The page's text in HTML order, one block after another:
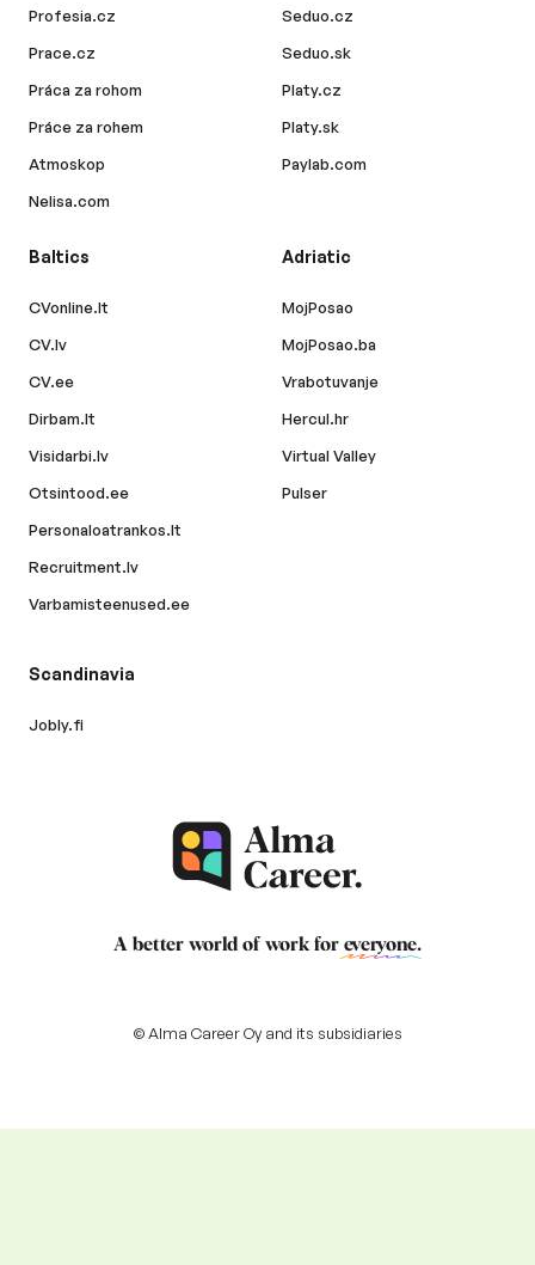
Profesia.cz
Prace.cz
Práca za rohom
Práce za rohem
Atmoskop
Nelisa.com
Seduo.cz
Seduo.sk
Platy.cz
Platy.sk
Paylab.com
Baltics
CVonline.lt
CV.lv
CV.ee
Dirbam.lt
Visidarbi.lv
Otsintood.ee
Personaloatrankos.lt
Recruitment.lv
Varbamisteenused.ee
Adriatic
MojPosao
MojPosao.ba
Vrabotuvanje
Hercul.hr
Virtual Valley
Pulser
Scandinavia
Jobly.fi
A better world of work for everyone.
© Alma Career Oy and its subsidiaries